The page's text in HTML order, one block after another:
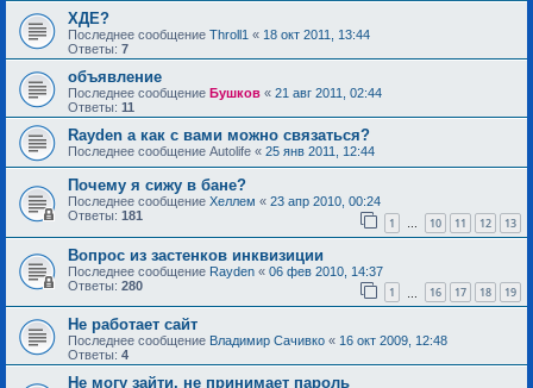
ХДЕ?
Последнее сообщение Throll1 « 18 окт 2011, 13:44
Ответы: 7
объявление
Последнее сообщение Бушков « 21 авг 2011, 02:44
Ответы: 11
Rayden а как с вами можно связаться?
Последнее сообщение Autolife « 25 янв 2011, 12:44
Почему я сижу в бане?
Последнее сообщение Хеллем « 23 апр 2010, 00:24
Ответы: 181 1 … 10 11 12 13
Вопрос из застенков инквизиции
Последнее сообщение Rayden « 06 фев 2010, 14:37
Ответы: 280 1 16 17 18 19
Не работает сайт
Последнее сообщение Владимир Сачивко « 16 окт 2009, 12:48
Ответы: 4
Не могу зайти, не принимает пароль